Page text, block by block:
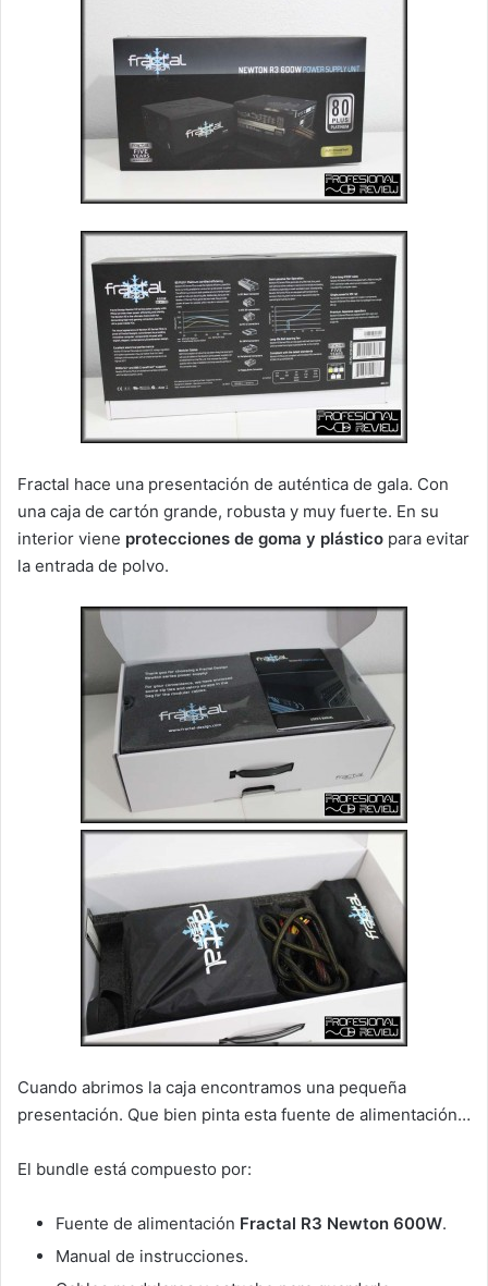
Fractal hace una presentación de auténtica de gala. Con
una caja de cartón grande, robusta y muy fuerte. En su
interior viene protecciones de goma y plástico para evitar
la entrada de polvo.
Cuando abrimos la caja encontramos una pequeña
presentación. Que bien pinta esta fuente de alimentación…
El bundle está compuesto por:
Fuente de alimentación Fractal R3 Newton 600W.
Manual de instrucciones.